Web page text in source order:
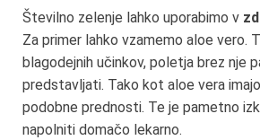
Številno zelenje lahko uporabimo v
Za primer lahko vzamemo aloe vero.
blagodejnih učinkov, poletja brez nje
predstavljati. Tako kot aloe vera
podobne prednosti. Te je pametno
napolniti domačo lekarno.